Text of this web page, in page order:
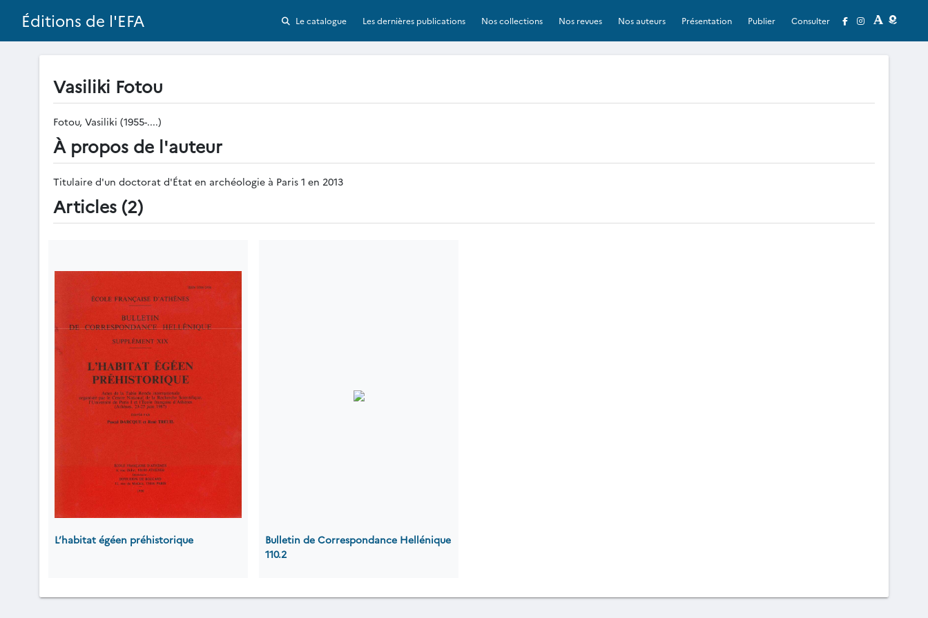
Éditions de l'EFA Le catalogue Les dernières publications Nos collections Nos revues Nos auteurs Présentation Publier Consulter
Vasiliki Fotou
Fotou, Vasiliki (1955-....)
À propos de l'auteur
Titulaire d'un doctorat d'État en archéologie à Paris 1 en 2013
Articles (2)
L’habitat égéen préhistorique
Bulletin de Correspondance Hellénique
110.2